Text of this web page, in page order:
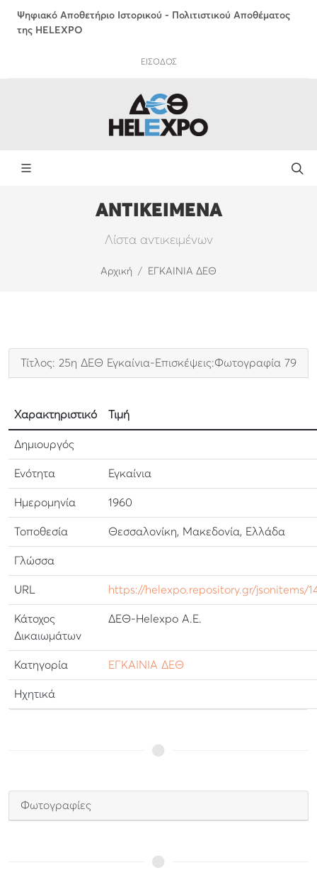
Ψηφιακό Αποθετήριο Ιστορικού - Πολιτιστικού Αποθέματος
της HELEXPO
ΕΙΣΟΔΟΣ
ΑΝΤΙΚΕΙΜΕΝΑ
Λίστα αντικειμένων
Αρχική ΕΓΚΑΙΝΙΑ ΔΕΘ
Τίτλος: 25η ΔΕΘ Εγκαίνια-Επισκέψεις:Φωτογραφία 79
Χαρακτηριστικό Τιμή
Δημιουργός
Ενότητα Εγκαίνια
Ημερομηνία 1960
Τοποθεσία Θεσσαλονίκη, Μακεδονία, Ελλάδα
Γλώσσα
URL https://helexpo.repository.gr/jsonitems/
Κάτοχος
Δικαιωμάτων
ΔΕΘ-Helexpo Α.Ε.
Κατηγορία ΕΓΚΑΙΝΙΑ ΔΕΘ
Ηχητικά
Φωτογραφίες